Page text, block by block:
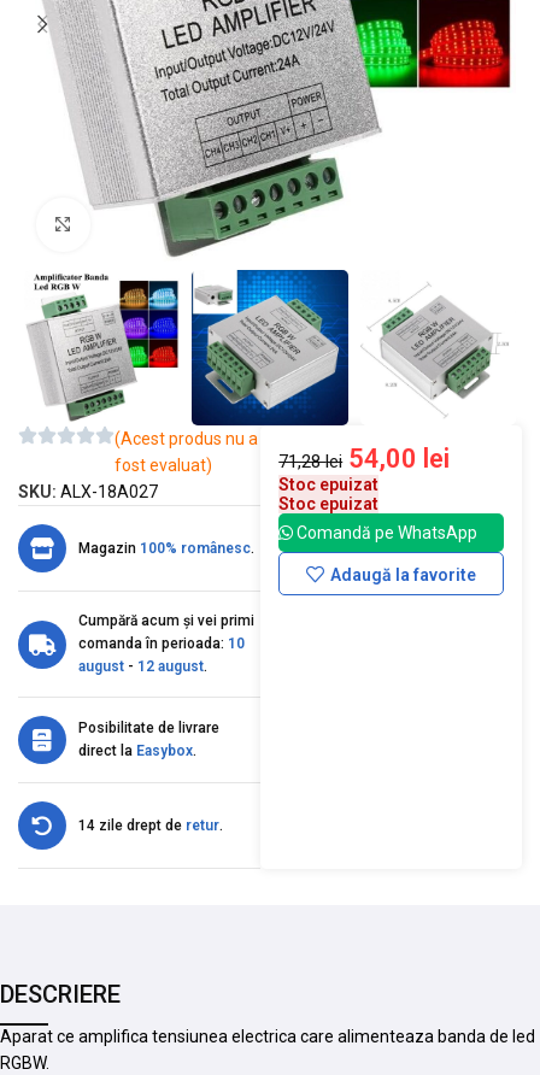
Mărește imaginea
(Acest produs nu a
fost evaluat)
SKU: ALX-18A027
Magazin 100% românesc.
Cumpără acum și vei primi
comanda în perioada: 10
august - 12 august.
Posibilitate de livrare
direct la Easybox.
14 zile drept de retur.
71,28lei 54,00 lei
Stoc epuizat
Stoc epuizat
Comandă pe WhatsApp
Adaugă la favorite
DESCRIERE
Aparat ce amplifica tensiunea electrica care alimenteaza banda de led
RGBW.